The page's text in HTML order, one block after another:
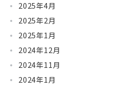
2025年4月
2025年2月
2025年1月
2024年12月
2024年11月
2024年1月